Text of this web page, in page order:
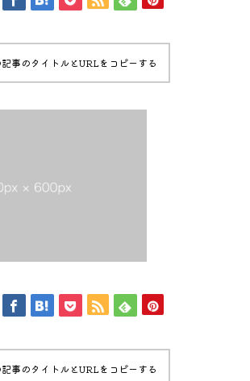
記事のタイトルとURLをコピーする
記事のタイトルとURLをコピーする